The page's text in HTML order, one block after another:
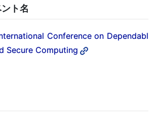
ト名
Conference on Dependabl
Secure Computing